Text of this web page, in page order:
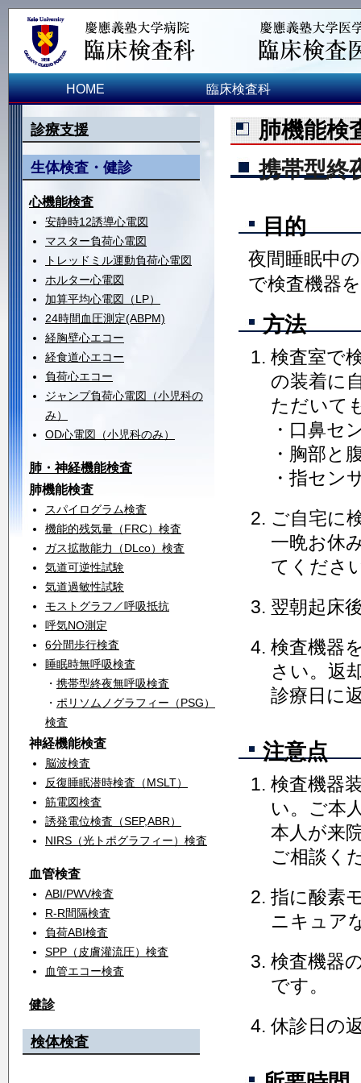
HOME 臨床検査科
診療支援
生体検査・健診
心機能検査
安静時12誘導心電図
マスター負荷心電図
トレッドミル運動負荷心電図
ホルター心電図
加算平均心電図（LP）
24時間血圧測定(ABPM)
経胸壁心エコー
経食道心エコー
負荷心エコー
ジャンプ負荷心電図（小児科の
み）
OD心電図（小児科のみ）
肺・神経機能検査
肺機能検査
スパイログラム検査
機能的残気量（FRC）検査
ガス拡散能力（DLco）検査
気道可逆性試験
気道過敏性試験
モストグラフ／呼吸抵抗
呼気NO測定
6分間歩行検査
睡眠時無呼吸検査
・ 携帯型終夜無呼吸検査
・ ポリソムノグラフィー（PSG）
検査
神経機能検査
脳波検査
反復睡眠潜時検査（MSLT）
筋電図検査
誘発電位検査（SEP,ABR）
NIRS（光トポグラフィー）検査
血管検査
ABI/PWV検査
R-R間隔検査
負荷ABI検査
SPP（皮膚灌流圧）検査
血管エコー検査
健診
検体検査
肺機能検
携帯型終
目的
夜間睡眠中
で検査機器
方法
検査室で
の装着に
ただいて
・口鼻セ
・胸部と
・指セン
ご自宅に
一晩お休
てくださ
翌朝起床
検査機器
さい。返
診療日に
注意点
検査機器
い。ご本
本人が来
ご相談く
指に酸素
ニキュア
検査機器
です。
休診日の